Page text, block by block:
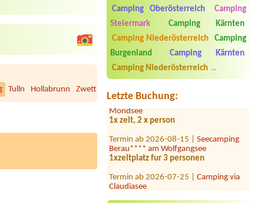
Camping Oberösterreich
Camping
Steiermark
Camping Kärnten
Camping Niederösterreich
Camping
Burgenland
Camping Kärnten
Camping Niederösterreich ..
Letzte Buchung:
Termin ab 2026-07-23 |Strandcafé
Leimüller Camping
1 Wohnmobilstellplatz 6m länge
Termin ab 2026-07-29 |
1x zelt, 2 x person
Berau**** am Wolfgangsee
1xzeltplatz fur 3 personen
Claudiasee
1x Platz für eine Person mit
Tulln Hollabrunn Zwettl Gmünd